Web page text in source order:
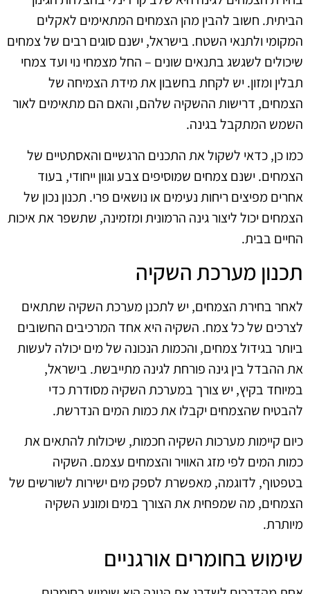
הביתית. חשוב להבין מהן הצמחים המתאימים לאקלים
המקומי ולתנאי השטח. בישראל, ישנם סוגים רבים של צמחים
שיכולים לשגשג בתנאים שונים – החל מצמחי נוי ועד צמחי
תבלין ומזון. יש לקחת בחשבון את מידת הצמיחה של
הצמחים, דרישות ההשקיה שלהם, והאם הם מתאימים לאור
השמש המתקבל בגינה.
כמו כן, כדאי לשקול את התכנים הרגשיים והאסתטיים של
הצמחים. ישנם צמחים שמוסיפים צבע וגוון ייחודי, בעוד
אחרים מפיצים ריחות נעימים או נושאים פרי. תכנון נכון של
הצמחים יכול ליצור גינה הרמונית ומזמינה, שתשפר את איכות
החיים בבית.
תכנון מערכת השקיה
לאחר בחירת הצמחים, יש לתכנן מערכת השקיה שתתאים
לצרכים של כל צמח. השקיה היא אחד המרכיבים החשובים
ביותר בגידול צמחים, והכמות הנכונה של מים יכולה לעשות
את ההבדל בין גינה פורחת לגינה מתייבשת. בישראל,
במיוחד בקיץ, יש צורך במערכת השקיה מסודרת כדי
להבטיח שהצמחים יקבלו את כמות המים הנדרשת.
כיום קיימות מערכות השקיה חכמות, שיכולות להתאים את
כמות המים לפי מזג האוויר והצמחים עצמם. השקיה
בטפטוף, לדוגמה, מאפשרת לספק מים ישירות לשורשים של
הצמחים, מה שמפחית את הצורך במים ומונע השקיה
מיותרת.
שימוש בחומרים אורגניים